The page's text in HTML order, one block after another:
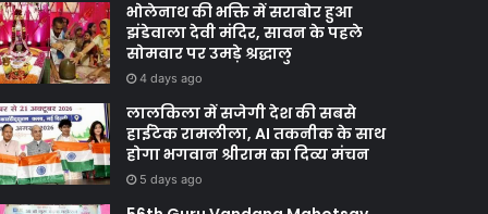
भोलेनाथ की भक्ति में सराबोर हुआ
झंडेवाला देवी मंदिर, सावन के पहले
सोमवार पर उमड़े श्रद्धालु
4 days ago
लालकिला में सजेगी देश की सबसे
हाईटेक रामलीला, AI तकनीक के साथ
होगा भगवान श्रीराम का दिव्य मंचन
5 days ago